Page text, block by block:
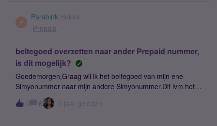
P
Parabink Helper
Prepaid
beltegoed overzetten naar ander Prepaid nummer,
is dit mogelijk?
Goedemorgen,Graag wil ik het beltegoed van mijn ene
Simyonummer naar mijn andere Simyonummer.Dit ivm het
overstappen naar een abonnement.Kunnen jullie dit
verzorgen❓
0 6 3 jaar geleden